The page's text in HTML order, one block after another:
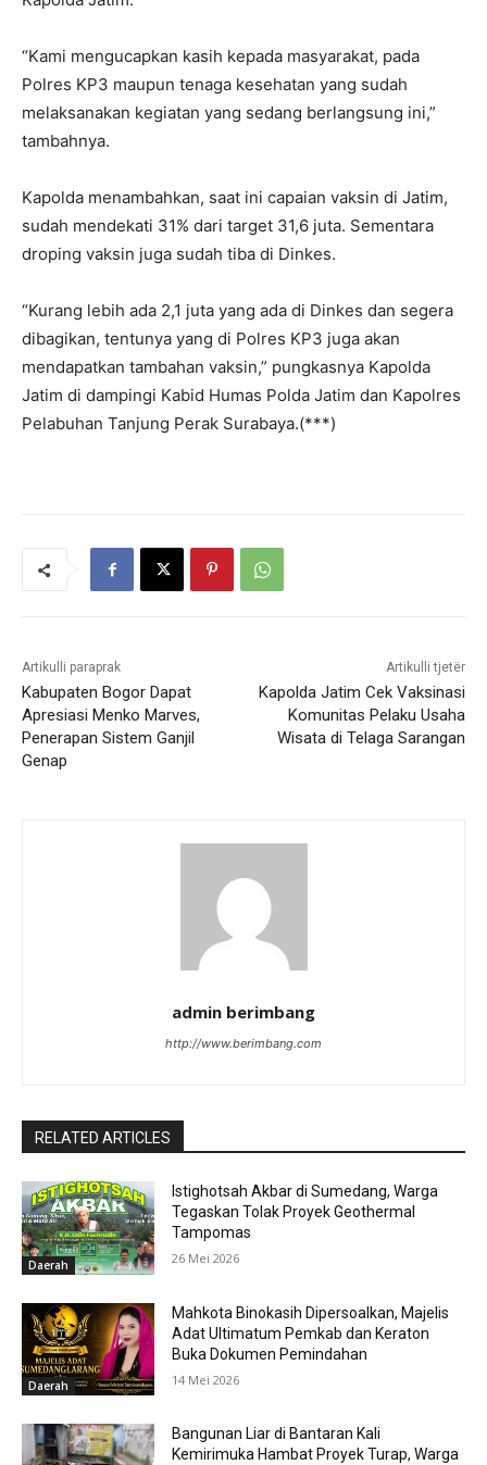
“Kami mengucapkan kasih kepada masyarakat, pada
Polres KP3 maupun tenaga kesehatan yang sudah
melaksanakan kegiatan yang sedang berlangsung ini,”
tambahnya.
Kapolda menambahkan, saat ini capaian vaksin di Jatim,
sudah mendekati 31% dari target 31,6 juta. Sementara
droping vaksin juga sudah tiba di Dinkes.
“Kurang lebih ada 2,1 juta yang ada di Dinkes dan segera
dibagikan, tentunya yang di Polres KP3 juga akan
mendapatkan tambahan vaksin,” pungkasnya Kapolda
Jatim di dampingi Kabid Humas Polda Jatim dan Kapolres
Pelabuhan Tanjung Perak Surabaya.(***)
Artikulli paraprak
Kabupaten Bogor Dapat
Apresiasi Menko Marves,
Penerapan Sistem Ganjil
Genap
Artikulli tjetër
Kapolda Jatim Cek Vaksinasi
Komunitas Pelaku Usaha
Wisata di Telaga Sarangan
admin berimbang
http://www.berimbang.com
RELATED ARTICLES
Daerah
Istighotsah Akbar di Sumedang, Warga
Tegaskan Tolak Proyek Geothermal
Tampomas
26 Mei 2026
Daerah
Mahkota Binokasih Dipersoalkan, Majelis
Adat Ultimatum Pemkab dan Keraton
Buka Dokumen Pemindahan
14 Mei 2026
Bangunan Liar di Bantaran Kali
Kemirimuka Hambat Proyek Turap, Warga